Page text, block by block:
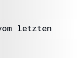
letzten